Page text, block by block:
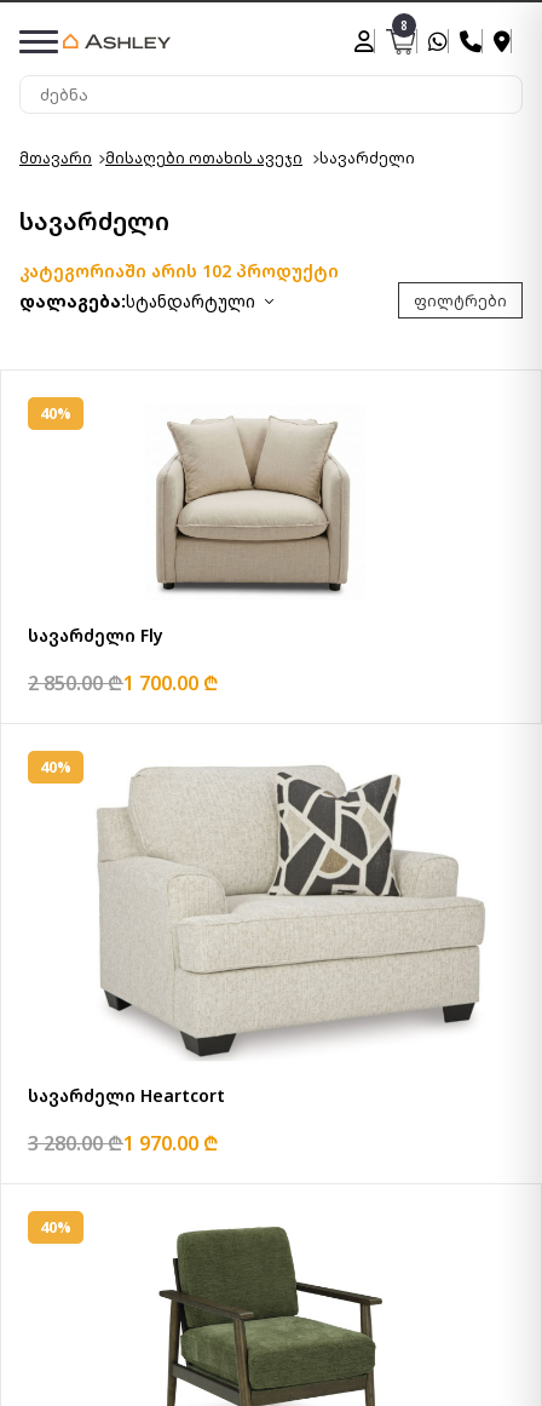
8
მთავარი მისაღები ოთახის ავეჯი სავარძელი
სავარძელი
კატეგორიაში არის 102 პროდუქტი
დალაგება:სტანდარტული ფილტრები
40%
სავარძელი Fly
2 850.00 ₾1 700.00 ₾
40%
სავარძელი Heartcort
3 280.00 ₾1 970.00 ₾
40%